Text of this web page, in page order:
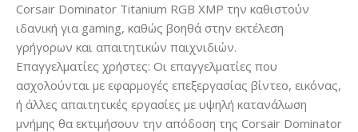
Corsair Dominator Titanium RGB XMP την καθιστούν
ιδανική για gaming, καθώς βοηθά στην εκτέλεση
γρήγορων και απαιτητικών παιχνιδιών.
Επαγγελματίες χρήστες: Οι επαγγελματίες που
ασχολούνται με εφαρμογές επεξεργασίας βίντεο, εικόνας,
ή άλλες απαιτητικές εργασίες με υψηλή κατανάλωση
μνήμης θα εκτιμήσουν την απόδοση της Corsair Dominator